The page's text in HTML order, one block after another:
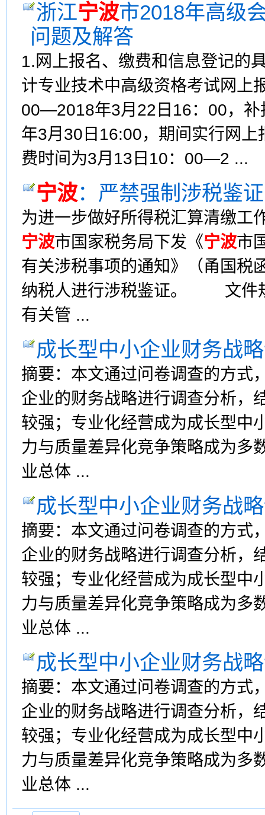
浙江宁波市2018年高级
问题及解答
1.网上报名、缴费和信息登记的
计专业技术中高级资格考试网上
00—2018年3月22日16：00，
年3月30日16:00，期间实行网
费时间为3月13日10：00—2 ...
宁波：严禁强制涉税鉴
为进一步做好所得税汇算清缴工
宁波市国家税务局下发《宁波市
有关涉税事项的通知》（甬国税
纳税人进行涉税鉴证。 文件
有关管 ...
成长型中小企业财务战
摘要：本文通过问卷调查的方式
企业的财务战略进行调查分析，
较强；专业化经营成为成长型中
力与质量差异化竞争策略成为多
业总体 ...
成长型中小企业财务战
摘要：本文通过问卷调查的方式
企业的财务战略进行调查分析，
较强；专业化经营成为成长型中
力与质量差异化竞争策略成为多
业总体 ...
成长型中小企业财务战
摘要：本文通过问卷调查的方式
企业的财务战略进行调查分析，
较强；专业化经营成为成长型中
力与质量差异化竞争策略成为多
业总体 ...